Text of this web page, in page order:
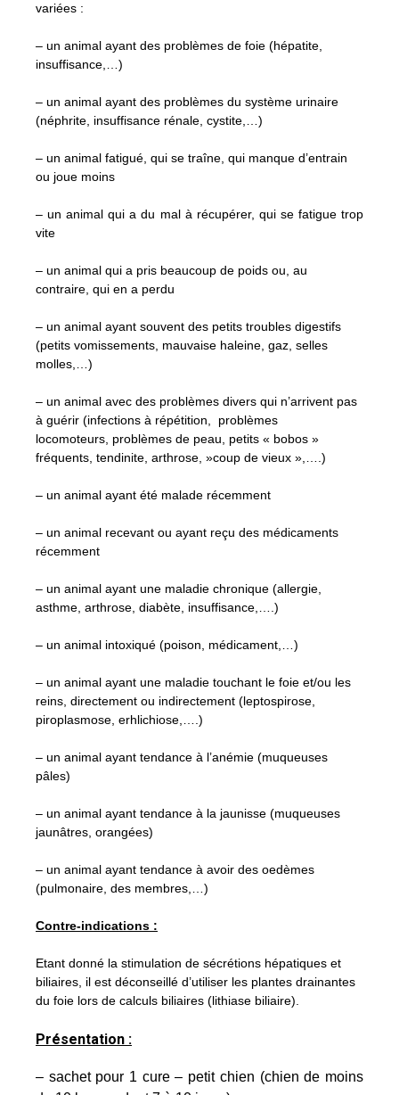
variées :
– un animal ayant des problèmes de foie (hépatite,
insuffisance,…)
– un animal ayant des problèmes du système urinaire
(néphrite, insuffisance rénale, cystite,…)
– un animal fatigué, qui se traîne, qui manque d’entrain
ou joue moins
– un animal qui a du mal à récupérer, qui se fatigue trop
vite
– un animal qui a pris beaucoup de poids ou, au
contraire, qui en a perdu
– un animal ayant souvent des petits troubles digestifs
(petits vomissements, mauvaise haleine, gaz, selles
molles,…)
– un animal avec des problèmes divers qui n’arrivent pas
à guérir (infections à répétition, problèmes
locomoteurs, problèmes de peau, petits « bobos »
fréquents, tendinite, arthrose, »coup de vieux »,….)
– un animal ayant été malade récemment
– un animal recevant ou ayant reçu des médicaments
récemment
– un animal ayant une maladie chronique (allergie,
asthme, arthrose, diabète, insuffisance,….)
– un animal intoxiqué (poison, médicament,…)
– un animal ayant une maladie touchant le foie et/ou les
reins, directement ou indirectement (leptospirose,
piroplasmose, erhlichiose,….)
– un animal ayant tendance à l’anémie (muqueuses
pâles)
– un animal ayant tendance à la jaunisse (muqueuses
jaunâtres, orangées)
– un animal ayant tendance à avoir des oedèmes
(pulmonaire, des membres,…)
Contre-indications :
Etant donné la stimulation de sécrétions hépatiques et
biliaires, il est déconseillé d’utiliser les plantes drainantes
du foie lors de calculs biliaires (lithiase biliaire).
Présentation :
– sachet pour 1 cure – petit chien (chien de moins